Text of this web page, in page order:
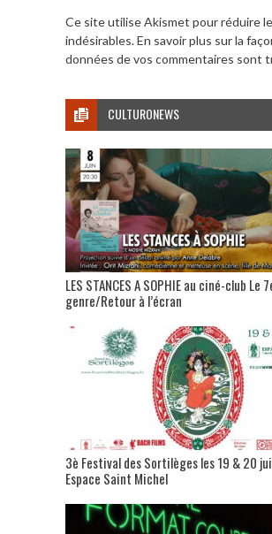
Ce site utilise Akismet pour réduire
indésirables.En savoir plus sur la
données de vos commentaires sont
CULTURONEWS
LES STANCES A SOPHIE au ciné-club Le
genre/Retour à l’écran
3è Festival des Sortilèges les 19 & 20
Espace Saint Michel